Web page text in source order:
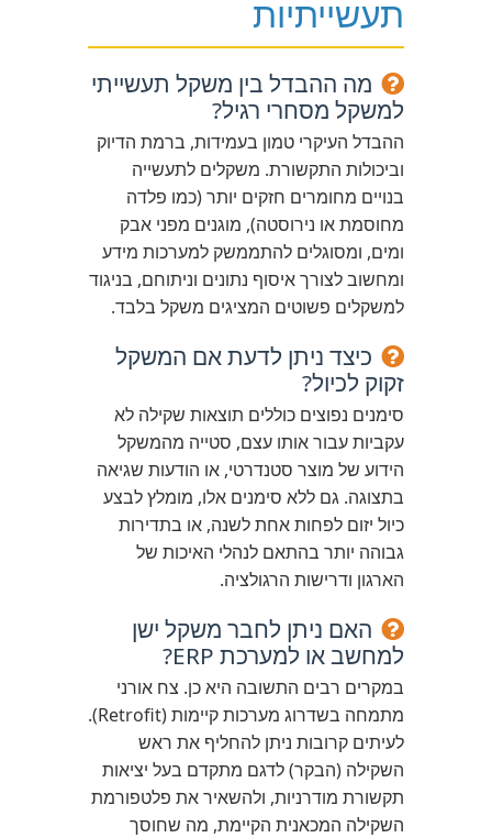
תעשייתיות
מה ההבדל בין משקל תעשייתי
למשקל מסחרי רגיל?
ההבדל העיקרי טמון בעמידות, ברמת הדיוק
וביכולות התקשורת. משקלים לתעשייה
בנויים מחומרים חזקים יותר (כמו פלדה
מחוסמת או נירוסטה), מוגנים מפני אבק
ומים, ומסוגלים להתממשק למערכות מידע
ומחשוב לצורך איסוף נתונים וניתוחם, בניגוד
למשקלים פשוטים המציגים משקל בלבד.
כיצד ניתן לדעת אם המשקל
זקוק לכיול?
סימנים נפוצים כוללים תוצאות שקילה לא
עקביות עבור אותו עצם, סטייה מהמשקל
הידוע של מוצר סטנדרטי, או הודעות שגיאה
בתצוגה. גם ללא סימנים אלו, מומלץ לבצע
כיול יזום לפחות אחת לשנה, או בתדירות
גבוהה יותר בהתאם לנהלי האיכות של
הארגון ודרישות הרגולציה.
האם ניתן לחבר משקל ישן
למחשב או למערכת ERP?
במקרים רבים התשובה היא כן. צח אורני
מתמחה בשדרוג מערכות קיימות (Retrofit).
לעיתים קרובות ניתן להחליף את ראש
השקילה (הבקר) לדגם מתקדם בעל יציאות
תקשורת מודרניות, ולהשאיר את פלטפורמת
השקילה המכאנית הקיימת, מה שחוסך